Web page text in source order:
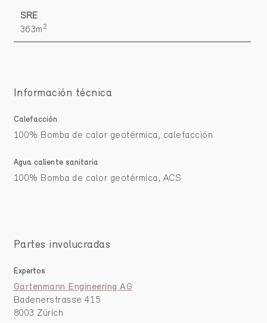
SRE
363m 2
Información técnica
Calefacción
100% Bomba de calor geotérmica, calefacción
Agua caliente sanitaria
100% Bomba de calor geotérmica, ACS
Partes involucradas
Expertos
Gartenmann Engineering AG
Badenerstrasse 415
8003 Zürich